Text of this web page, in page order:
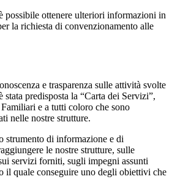
possibile ottenere ulteriori informazioni in
la richiesta di convenzionamento alle
e trasparenza sulle attività svolte
predisposta la “Carta dei Servizi”,
e a tutti coloro che sono
nelle nostre strutture.
strumento di informazione e di
le nostre strutture, sulle
servizi forniti, sugli impegni assunti
il quale conseguire uno degli obiettivi che